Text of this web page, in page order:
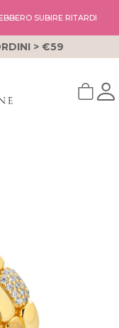
SUBIRE RITARDI
> €59